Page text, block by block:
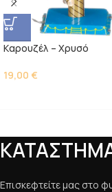
Kαρουζέλ – Χρυσό
19,00 €
Επισκεφτείτε μας στο